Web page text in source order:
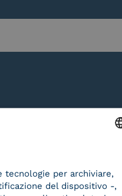
ITALIAN
per archiviare,
del dispositivo -,